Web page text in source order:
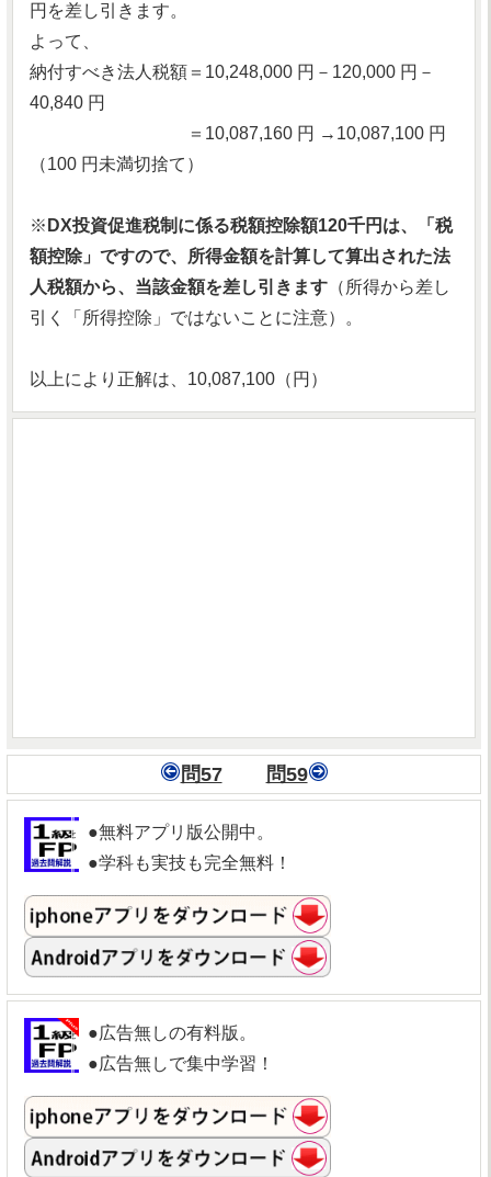
円を差し引きます。
よって、
納付すべき法人税額＝10,248,000 円－120,000 円－
40,840 円
＝10,087,160 円 →10,087,100 円
（100 円未満切捨て）
※ DX投資促進税制に係る税額控除額120千円は、「税
額控除」ですので、所得金額を計算して算出された法
人税額から、当該金額を差し引きます （所得から差し
引く「所得控除」ではないことに注意）。
以上により正解は、10,087,100（円）
問57 問59
●無料アプリ版公開中。
●学科も実技も完全無料！
●広告無しの有料版。
●広告無しで集中学習！